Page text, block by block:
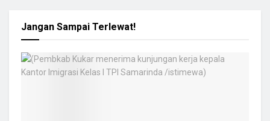
Jangan Sampai Terlewat!